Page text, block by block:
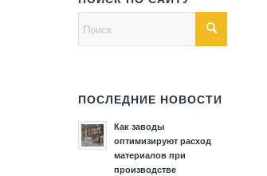
ПОСЛЕДНИЕ НОВОСТИ
Как заводы
оптимизируют расход
материалов при
производстве